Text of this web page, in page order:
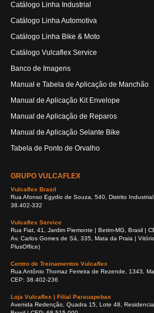
Catálogo Linha Industrial
Catálogo Linha Automotiva
Catálogo Linha Bike & Moto
Catálogo Vulcaflex Service
Banco de Imagens
Manual e Tabela de Aplicação de Manchão
Manual de Aplicação Kit Envelope
Manual de Aplicação de Reparos
Manual de Aplicação Selante Bike
Tabela de Ponto de Orvalho
GRUPO VULCAFLEX
Vulcaflex Brasil
Rua Afonso Egydio de Souza, 540, Distrito
38.402-332
Vulcaflex Service
Rua Fiat, 41, Jardim Piemonte | Betim-MG, Brasil |
Av. Carlos Gomes de Sá, 335, Mata da Praia |
PlusOffice)
Centro de Treinamentos Vulcaflex
Rua Antônio Thomaz Ferreira de Rezende, 1343,
CEP: 38.402-236
Loja Vulcaflex | Filial Parauapebas
Avenida Redenção, Quadra 15, Lote 48,